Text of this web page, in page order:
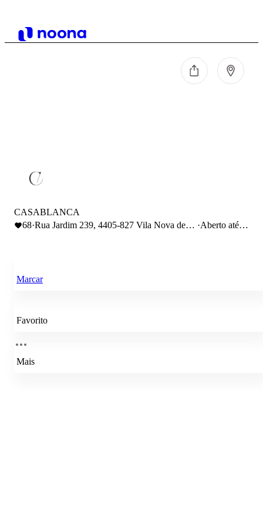
CASABLANCA
68·Rua Jardim 239, 4405-827 Vila Nova de
·Aberto até
Marcar
Favorito
Mais